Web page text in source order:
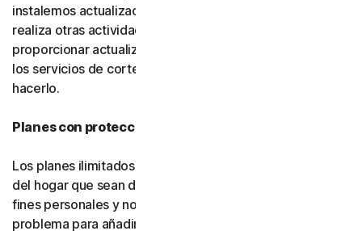
instalemos actualizaciones en segundo plano mientras
realiza otras actividades. También podemos
proporcionar actualizaciones para el software gratuito y
los servicios de cortesía, pero no estamos obligados a
hacerlo.
Planes con protección ilimitada de dispositivos
Los planes ilimitados cubren únicamente los dispositivos
del hogar que sean de su propiedad y se utilicen para
fines personales y no comerciales. Si tiene algún
problema para añadir un dispositivo, póngase en